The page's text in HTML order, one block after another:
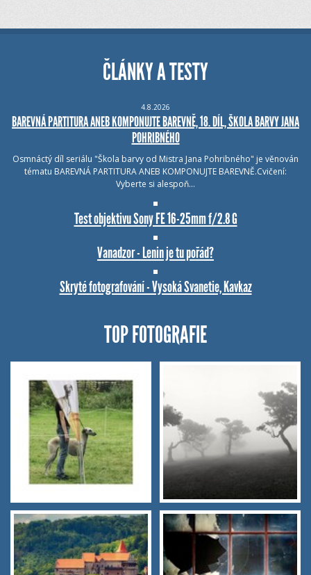
ČLÁNKY A TESTY
4.8.2026
BAREVNÁ PARTITURA ANEB KOMPONUJTE BAREVNĚ, 18. DÍL, ŠKOLA BARVY JANA
POHRIBNÉHO
Osmnáctý díl seriálu "Škola barvy od Mistra Jana Pohribného" je věnován
tématu BAREVNÁ PARTITURA ANEB KOMPONUJTE BAREVNĚ.Cvičení:
Vyberte si alespoň…
Test objektivu Sony FE 16-25mm f/2.8 G
Vanadzor - Lenin je tu pořád?
Skryté fotografování - Vysoká Svanetie, Kavkaz
TOP FOTOGRAFIE